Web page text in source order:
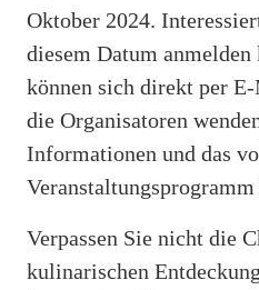
Oktober 2024.
diesem Datum anmelden
können sich direkt per
die Organisatoren
Informationen und das
Verpassen Sie nicht die
kulinarischen